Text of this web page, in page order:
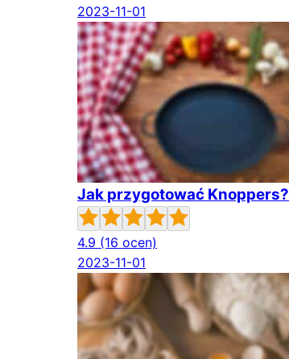
2023-11-01
Jak przygotować Knoppers?
4.9 (16 ocen)
2023-11-01